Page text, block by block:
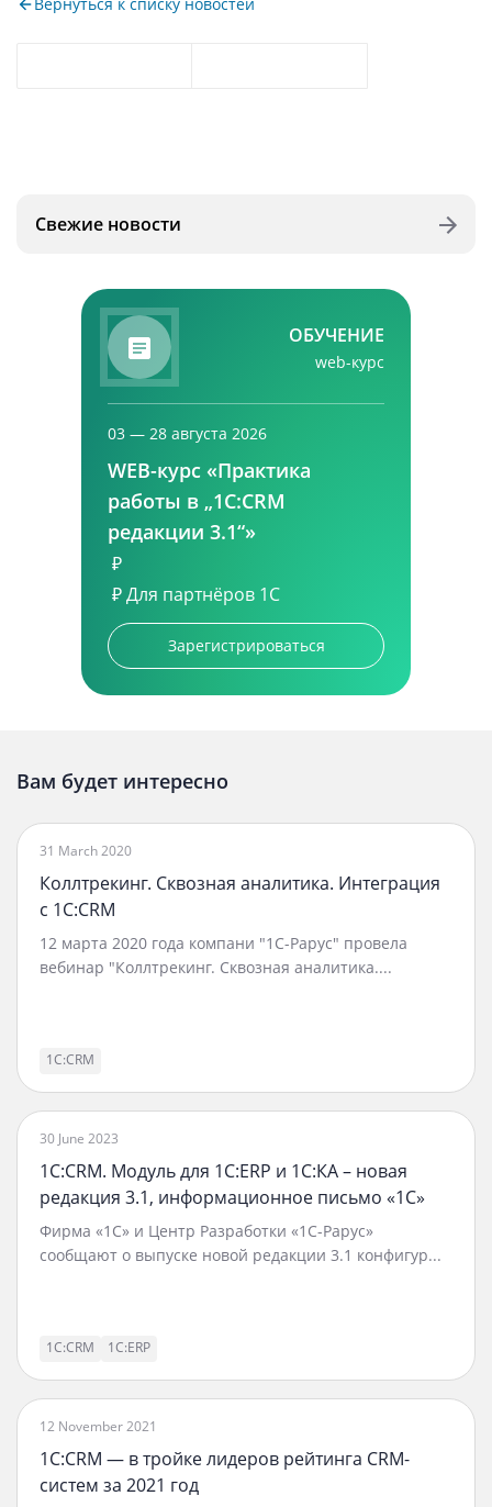
Свежие новости
ОБУЧЕНИЕ
web-курс
03 — 28 августа 2026
WEB-курс «Практика
работы в „1С:CRM
редакции 3.1“»
₽
₽Для партнёров 1С
Зарегистрироваться
Вам будет интересно
31 March 2020
Коллтрекинг. Сквозная аналитика. Интеграция
с 1С:CRM
12 марта 2020 года компани "1С-Рарус" провела
вебинар "Коллтрекинг. Сквозная аналитика....
1С:CRM
30 June 2023
1С:CRM. Модуль для 1С:ERP и 1С:КА – новая
редакция 3.1, информационное письмо «1С»
Фирма «1С» и Центр Разработки «1С-Рарус»
сообщают о выпуске новой редакции 3.1 конфигур...
1С:CRM 1С:ERP
12 November 2021
1C:CRM — в тройке лидеров рейтинга CRM-
систем за 2021 год